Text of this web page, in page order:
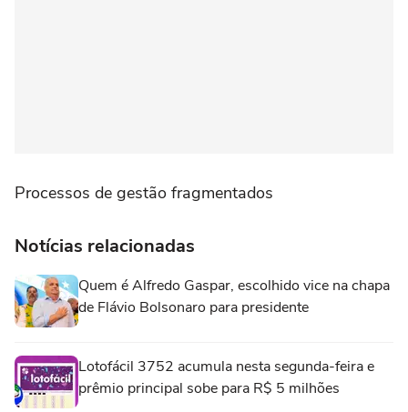
Processos de gestão fragmentados
Notícias relacionadas
Quem é Alfredo Gaspar, escolhido vice na chapa
de Flávio Bolsonaro para presidente
Lotofácil 3752 acumula nesta segunda-feira e
prêmio principal sobe para R$ 5 milhões